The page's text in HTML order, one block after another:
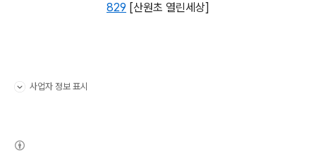
829 [산원초 열린세상]
사업자 정보 표시